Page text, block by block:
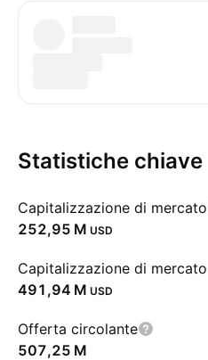
Statistiche chiave
Capitalizzazione di mercato
‪252,95 M‬ USD
Capitalizzazione di
‪491,94 M‬ USD
Offerta circolante
‪507,25 M‬